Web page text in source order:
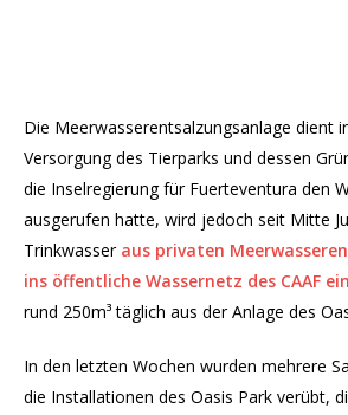
Die Meerwasserentsalzungsanlage dient
Versorgung des Tierparks und dessen
die Inselregierung für Fuerteventura den
ausgerufen hatte, wird jedoch seit Mitte
Trinkwasser aus privaten
ins öffentliche Wassernetz des CAAF
rund 250m³ täglich aus der Anlage des
In den letzten Wochen wurden mehrere
die Installationen des Oasis Park verübt,